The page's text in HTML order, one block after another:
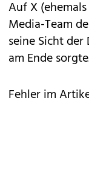
Auf X
Media-Team
seine Sicht
am Ende
Fehler im